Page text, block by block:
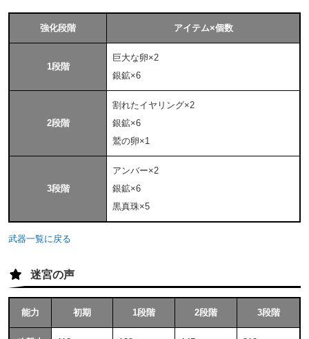
強化段階 アイテム×個数
1段階
巨大な卵×2
銀鉱×6
2段階
割れたイヤリング×2
銀鉱×6
鷲の卵×1
3段階
アンバー×2
銀鉱×6
黒真珠×5
武器一覧に戻る
迷宮の声
能力 初期 1段階 2段階 3段階